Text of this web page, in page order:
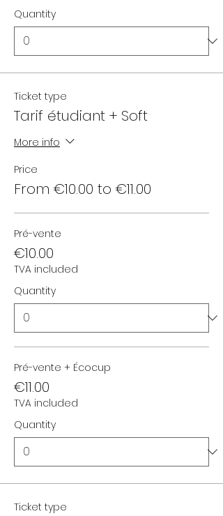
Quantity
Ticket type
Tarif étudiant + Soft
More info
Price
From €10.00 to €11.00
Pré-vente
€10.00
TVA included
Quantity
Pré-vente + Écocup
€11.00
TVA included
Quantity
Ticket type